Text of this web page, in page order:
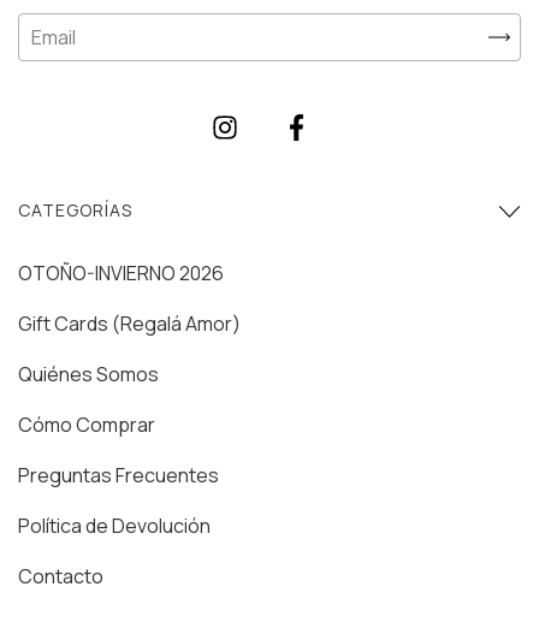
CATEGORÍAS
OTOÑO-INVIERNO 2026
Gift Cards (Regalá Amor)
Quiénes Somos
Cómo Comprar
Preguntas Frecuentes
Política de Devolución
Contacto